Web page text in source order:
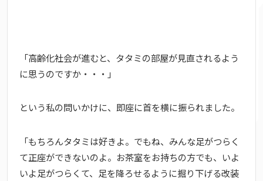
「高齢化社会が進むと、タタミの部屋が見直されるよう
に思うのですか・・・」
という私の問いかけに、即座に首を横に振られました。
「もちろんタタミは好きよ。でもね、みんな足がつらく
て正座ができないのよ。お茶室をお持ちの方でも、いよ
いよ足がつらくて、足を降ろせるように掘り下げる改装